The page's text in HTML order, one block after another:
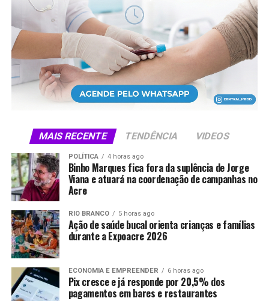
seis primeiros dias alcançaram público estimado de 254
mil visitantes.
Compartilhe isso:
X Facebook WhatsApp
LinkedIn Telegram
MAIS RECENTE TENDÊNCIA VIDEOS
POLÍTICA 4 horas ago
Binho Marques fica fora da suplência de Jorge
Viana e atuará na coordenação de campanhas no
Acre
RIO BRANCO 5 horas ago
Ação de saúde bucal orienta crianças e famílias
durante a Expoacre 2026
ECONOMIA E EMPREENDER 6 horas ago
Pix cresce e já responde por 20,5% dos
pagamentos em bares e restaurantes